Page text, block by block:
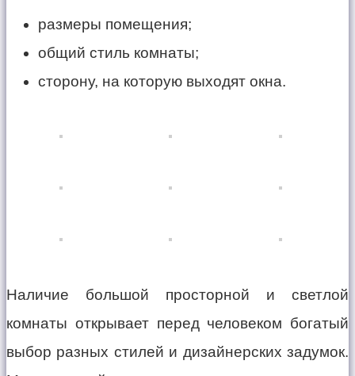
размеры помещения;
общий стиль комнаты;
сторону, на которую выходят окна.
Наличие большой просторной и светлой
комнаты открывает перед человеком богатый
выбор разных стилей и дизайнерских задумок.